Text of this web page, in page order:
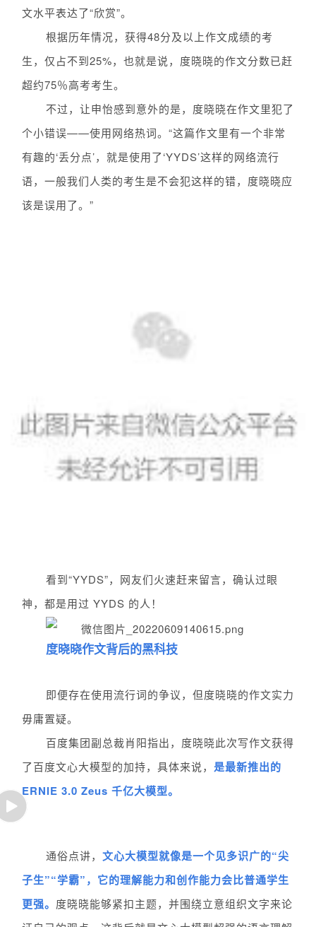
文水平表达了“欣赏”。
根据历年情况，获得48分及以上作文成绩的考
生，仅占不到25%，也就是说，度晓晓的作文分数已赶
超约75％高考考生。
不过，让申怡感到意外的是，度晓晓在作文里犯了
个小错误——使用网络热词。“这篇作文里有一个非常
有趣的‘丢分点’，就是使用了‘YYDS’这样的网络流行
语，一般我们人类的考生是不会犯这样的错，度晓晓应
该是误用了。”
看到“YYDS”，网友们火速赶来留言，确认过眼
神，都是用过 YYDS 的人！
度晓晓作文背后的黑科技
即便存在使用流行词的争议，但度晓晓的作文实力
毋庸置疑。
百度集团副总裁肖阳指出，度晓晓此次写作文获得
了百度文心大模型的加持，具体来说， 是最新推出的
ERNIE 3.0 Zeus 千亿大模型。
通俗点讲， 文心大模型就像是一个见多识广的“尖
子生”“学霸”，它的理解能力和创作能力会比普通学生
更强。 度晓晓能够紧扣主题，并围绕立意组织文字来论